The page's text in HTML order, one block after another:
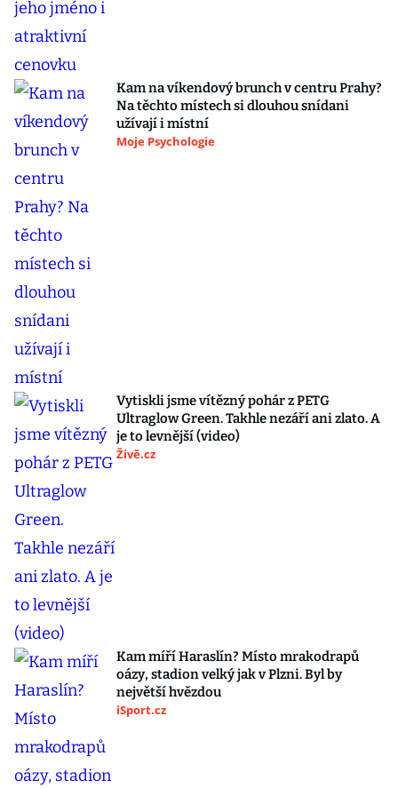
Kam na víkendový brunch v centru Prahy?
Na těchto místech si dlouhou snídani
užívají i místní
Moje Psychologie
Vytiskli jsme vítězný pohár z PETG
Ultraglow Green. Takhle nezáří ani zlato. A
je to levnější (video)
Živě.cz
Kam míří Haraslín? Místo mrakodrapů
oázy, stadion velký jak v Plzni. Byl by
největší hvězdou
iSport.cz